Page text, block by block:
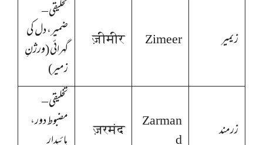
زیمیر Zimeer
ज़ीमीर
تخلیقی –
ضمیر، دل کی
گہرائی (ورژنِ
زمیر)
زرمند
Zarman
ज़रमंद
تخلیقی –
مضبوط دور،